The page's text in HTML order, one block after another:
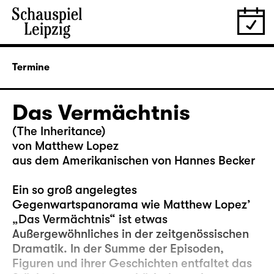
Termine
Das Vermächtnis
(The Inheritance)
von Matthew Lopez
aus dem Amerikanischen von Hannes Becker
Ein so groß angelegtes
Gegenwartspanorama wie Matthew Lopez’
„Das Vermächtnis“ ist etwas
Außergewöhnliches in der zeitgenössischen
Dramatik. In der Summe der Episoden,
Figuren und ihrer Geschichten entfaltet das